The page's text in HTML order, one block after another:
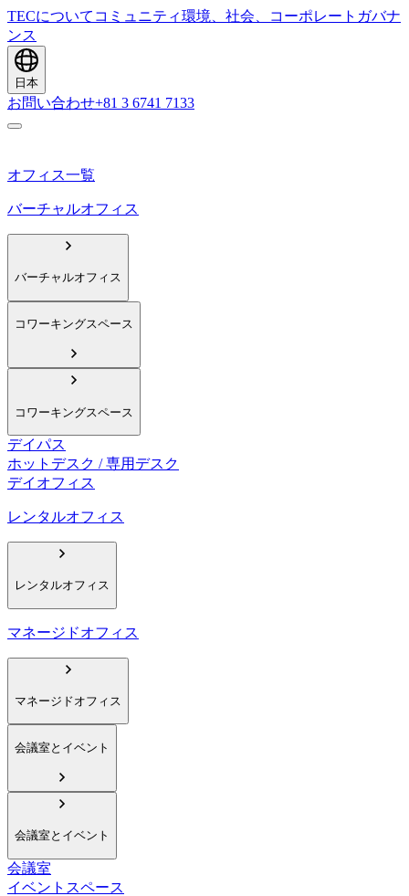
TECについて コミュニティ環境、社会、コーポレートガバナ
ンス
日本
お問い合わせ+81 3 6741 7133
オフィス一覧
バーチャルオフィス
バーチャルオフィス
コワーキングスペース
コワーキングスペース
デイパス
ホットデスク / 専用デスク
デイオフィス
レンタルオフィス
レンタルオフィス
マネージドオフィス
マネージドオフィス
会議室とイベント
会議室とイベント
会議室
イベントスペース